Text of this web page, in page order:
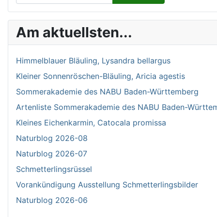
Type 2 or more characters for results.
Am aktuellsten...
Himmelblauer Bläuling, Lysandra bellargus
Kleiner Sonnenröschen-Bläuling, Aricia agestis
Sommerakademie des NABU Baden-Württemberg
Artenliste Sommerakademie des NABU Baden-
Kleines Eichenkarmin, Catocala promissa
Naturblog 2026-08
Naturblog 2026-07
Schmetterlingsrüssel
Vorankündigung Ausstellung Schmetterlingsbilder
Naturblog 2026-06